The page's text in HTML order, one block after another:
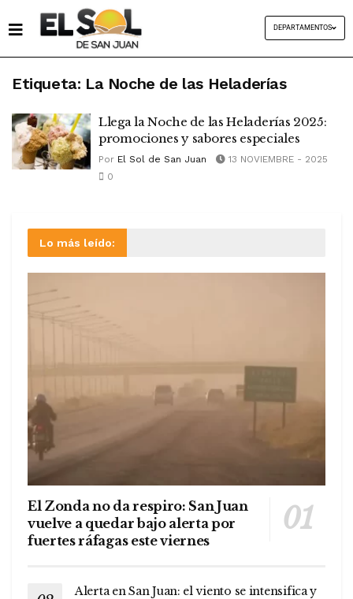
DEPARTAMENTOS
Etiqueta: La Noche de las Heladerías
Llega la Noche de las Heladerías 2025:
promociones y sabores especiales
Por El Sol de San Juan
13 NOVIEMBRE - 2025
0
Lo más leído:
El Zonda no da respiro: San Juan
vuelve a quedar bajo alerta por
fuertes ráfagas este viernes
Alerta en San Juan: el viento se intensifica y